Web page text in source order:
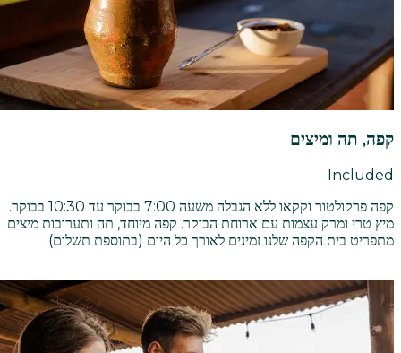
קפה, תה ומיצים
Included
קפה פרקולטור וקקאו ללא הגבלה משעה 7:00 בבוקר עד 10:30 בבוקר.
מיץ טרי ומרק עצמות עם ארוחת הבוקר. קפה מיוחד, תה ותערובות מיצים
מתפריט בית הקפה שלנו זמינים לאורך כל היום (בתוספת תשלום).